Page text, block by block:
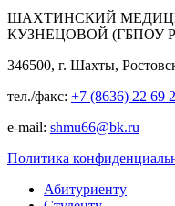
ШАХТИНСКИЙ
КУЗНЕЦОВОЙ (ГБПОУ
346500, г. Шахты,
тел./факс: +7 (8636) 22 69
e-mail: shmu66@bk.ru
Политика
Абитуриенту